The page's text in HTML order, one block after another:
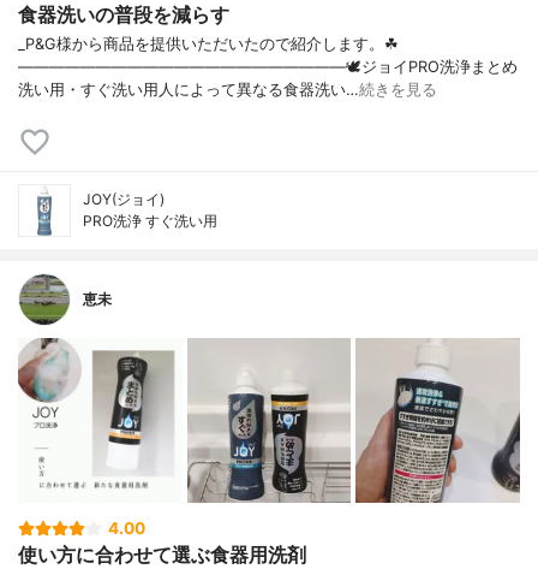
食器洗いの普段を減らす
_P&G様から商品を提供いただいたので紹介します。☘
―――――――――――――――――――――🕊ジョイPRO洗浄まとめ
洗い用・すぐ洗い用人によって異なる食器洗い…続きを見る
JOY(ジョイ)
PRO洗浄 すぐ洗い用
恵未
4.00
使い方に合わせて選ぶ食器用洗剤